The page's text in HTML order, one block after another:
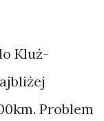
Kluż-
Problem